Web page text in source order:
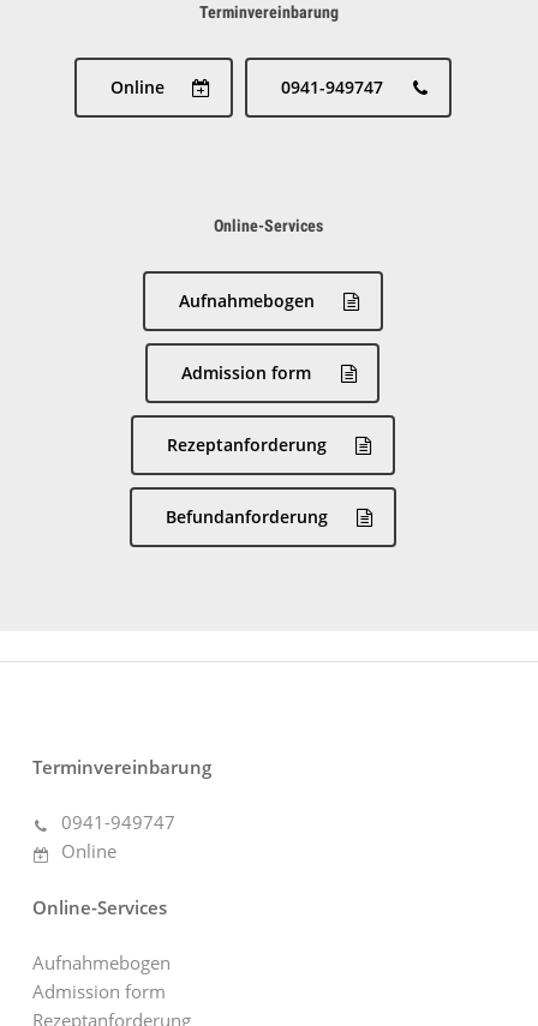
Terminvereinbarung
Online 0941-949747
Online-Services
Aufnahmebogen
Admission form
Rezeptanforderung
Befundanforderung
Terminvereinbarung
0941-949747
Online
Online-Services
Aufnahmebogen
Admission form
Rezeptanforderung